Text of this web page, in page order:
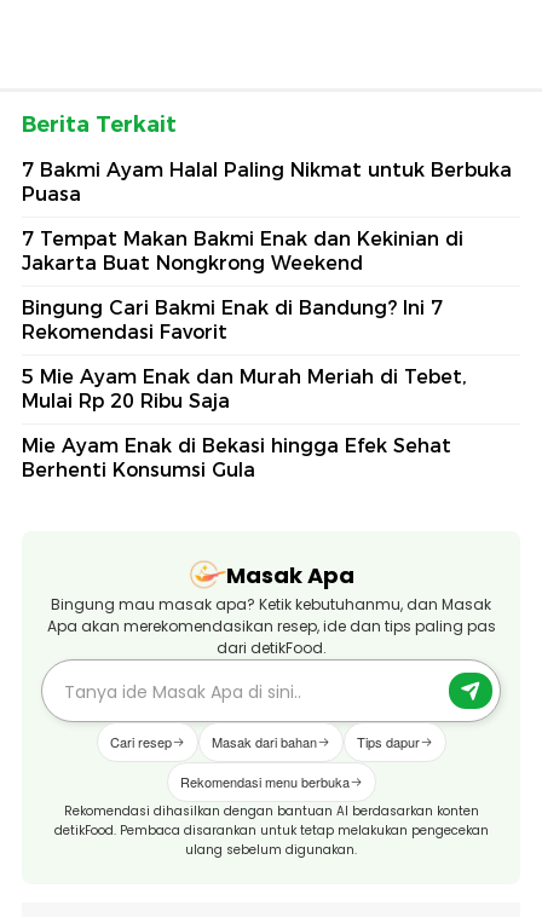
Berita Terkait
7 Bakmi Ayam Halal Paling Nikmat untuk Berbuka
Puasa
7 Tempat Makan Bakmi Enak dan Kekinian di
Jakarta Buat Nongkrong Weekend
Bingung Cari Bakmi Enak di Bandung? Ini 7
Rekomendasi Favorit
5 Mie Ayam Enak dan Murah Meriah di Tebet,
Mulai Rp 20 Ribu Saja
Mie Ayam Enak di Bekasi hingga Efek Sehat
Berhenti Konsumsi Gula
Masak Apa
Bingung mau masak apa? Ketik kebutuhanmu, dan Masak
Apa akan merekomendasikan resep, ide dan tips paling pas
dari detikFood.
Cari resep Masak dari bahan Tips dapur
Rekomendasi menu berbuka
Rekomendasi dihasilkan dengan bantuan AI berdasarkan konten
detikFood. Pembaca disarankan untuk tetap melakukan pengecekan
ulang sebelum digunakan.